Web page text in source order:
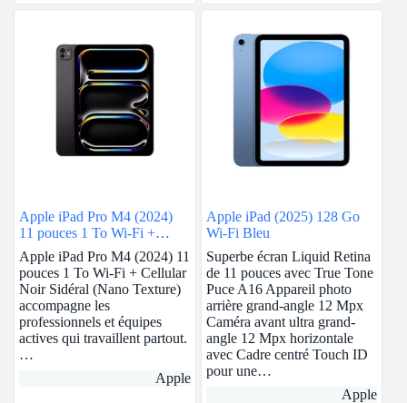
Apple iPad Pro M4 (2024)
11 pouces 1 To Wi-Fi +
Cellular Noir Sidéral (Nano
Texture)
Apple iPad Pro M4 (2024) 11
pouces 1 To Wi-Fi + Cellular
Noir Sidéral (Nano Texture)
accompagne les
professionnels et équipes
actives qui travaillent partout.
…
Apple
Apple iPad (2025) 128 Go
Wi-Fi Bleu
Superbe écran Liquid Retina
de 11 pouces avec True Tone
Puce A16 Appareil photo
arrière grand‑angle 12 Mpx
Caméra avant ultra grand-
angle 12 Mpx horizontale
avec Cadre centré Touch ID
pour une…
Apple